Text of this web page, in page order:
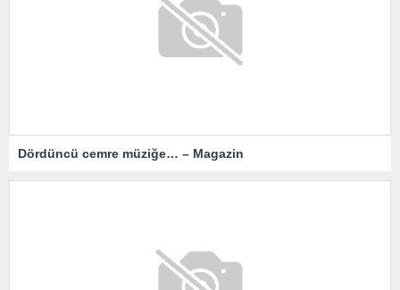
Dördüncü cemre müziğe… – Magazin